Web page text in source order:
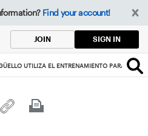
Find your account!
JOIN SIGN IN
UTILIZA EL ENTRENAMIENTO PARA